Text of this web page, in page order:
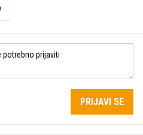
PRIJAVI SE